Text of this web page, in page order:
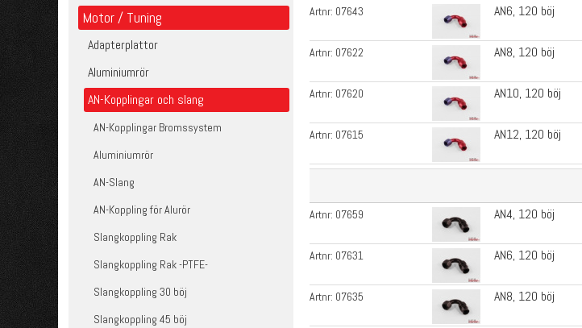
Motor / Tuning
Adapterplattor
Aluminiumrör
AN-Kopplingar och slang
AN-Kopplingar Bromssystem
Aluminiumrör
AN-Slang
AN-Koppling för Alurör
Slangkoppling Rak
Slangkoppling Rak -PTFE-
Slangkoppling 30 böj
Slangkoppling 45 böj
Artnr: 07643 AN6, 120 böj
Artnr: 07622 AN8, 120 böj
Artnr: 07620 AN10, 120 böj
Artnr: 07615 AN12, 120 böj
Artnr: 07659 AN4, 120 böj
Artnr: 07631 AN6, 120 böj
Artnr: 07635 AN8, 120 böj